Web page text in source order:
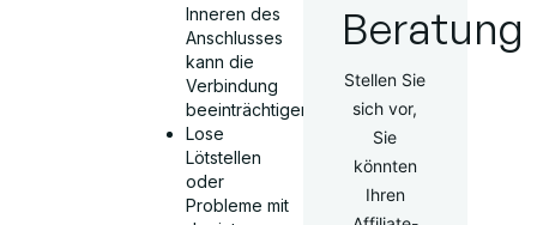
Inneren des
Anschlusses
kann die
Verbindung
beeinträchtigen.
Lose
Lötstellen
oder
Probleme mit
Beratung
Stellen Sie
sich vor,
Sie
könnten
Ihren